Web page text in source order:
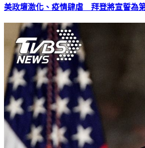
美政壇激化、疫情肆虐 拜登將宣誓為